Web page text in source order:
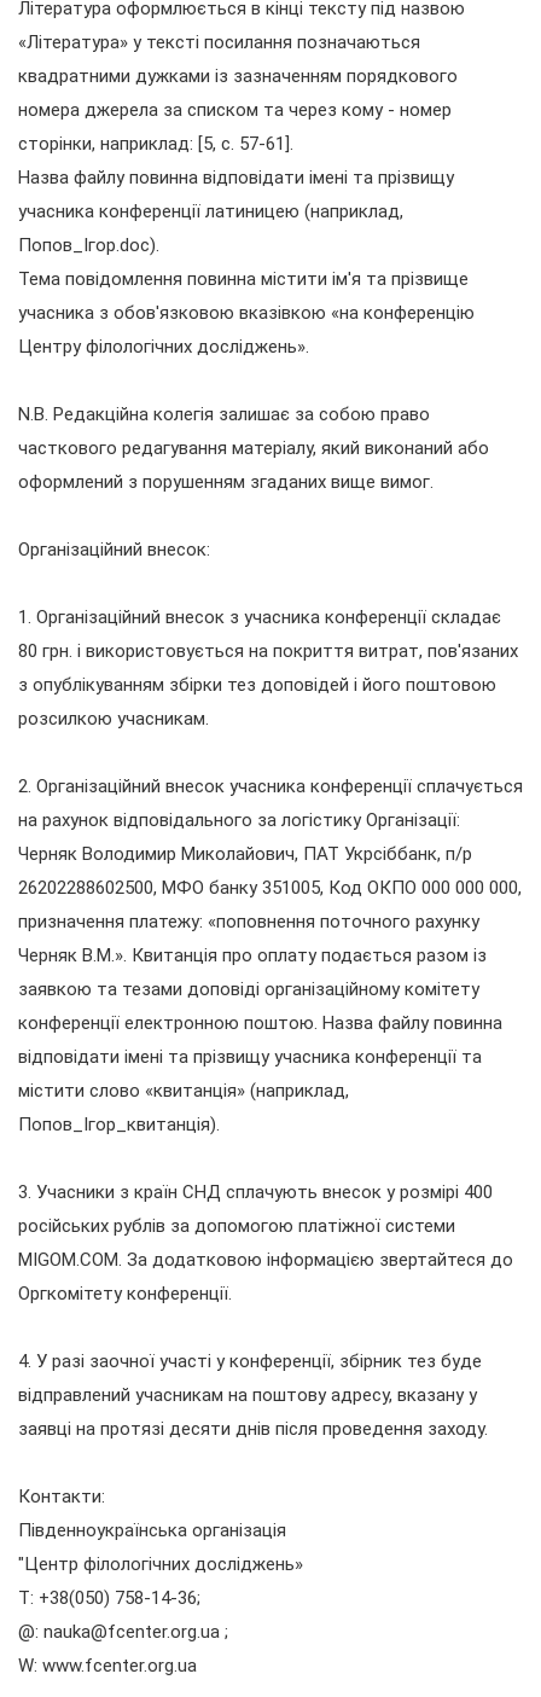
Література оформлюється в кінці тексту під назвою
«Література» у тексті посилання позначаються
квадратними дужками із зазначенням порядкового
номера джерела за списком та через кому - номер
сторінки, наприклад: [5, c. 57-61].
Назва файлу повинна відповідати імені та прізвищу
учасника конференції латиницею (наприклад,
Попов_Ігор.doc).
Тема повідомлення повинна містити ім'я та прізвище
учасника з обов'язковою вказівкою «на конференцію
Центру філологічних досліджень».
N.B. Редакційна колегія залишає за собою право
часткового редагування матеріалу, який виконаний або
оформлений з порушенням згаданих вище вимог.
Організаційний внесок:
1. Організаційний внесок з учасника конференції складає
80 грн. і використовується на покриття витрат, пов'язаних
з опублікуванням збірки тез доповідей і його поштовою
розсилкою учасникам.
2. Організаційний внесок учасника конференції сплачується
на рахунок відповідального за логістику Організації:
Черняк Володимир Миколайович, ПАТ Укрсіббанк, п/р
26202288602500, МФО банку 351005, Код ОКПО 000 000 000,
призначення платежу: «поповнення поточного рахунку
Черняк В.М.». Квитанція про оплату подається разом із
заявкою та тезами доповіді організаційному комітету
конференції електронною поштою. Назва файлу повинна
відповідати імені та прізвищу учасника конференції та
містити слово «квитанція» (наприклад,
Попов_Ігор_квитанція).
3. Учасники з країн СНД сплачують внесок у розмірі 400
російських рублів за допомогою платіжної системи
MIGOM.COM. За додатковою інформацією звертайтеся до
Оргкомітету конференції.
4. У разі заочної участі у конференції, збірник тез буде
відправлений учасникам на поштову адресу, вказану у
заявці на протязі десяти днів після проведення заходу.
Контакти:
Південноукраїнська організація
"Центр філологічних досліджень»
T: +38(050) 758-14-36;
@: nauka@fcenter.org.ua ;
W: www.fcenter.org.ua